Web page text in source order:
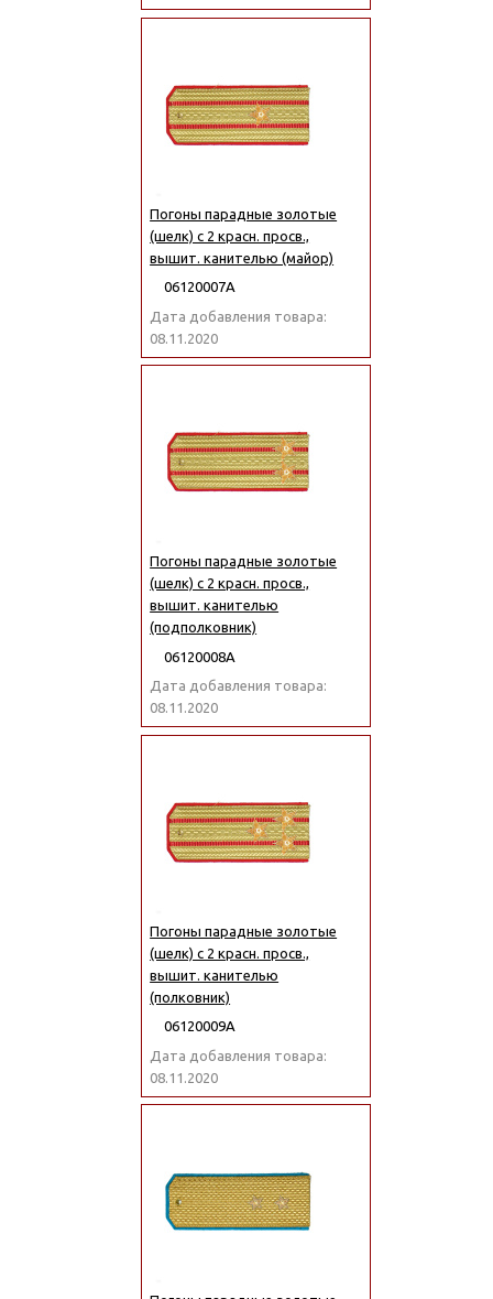
Погоны парадные золотые
(шелк) с 2 красн. просв.,
вышит. канителью (майор)
06120007А
Дата добавления товара:
08.11.2020
Погоны парадные золотые
(шелк) с 2 красн. просв.,
вышит. канителью
(подполковник)
06120008А
Дата добавления товара:
08.11.2020
Погоны парадные золотые
(шелк) с 2 красн. просв.,
вышит. канителью
(полковник)
06120009А
Дата добавления товара:
08.11.2020